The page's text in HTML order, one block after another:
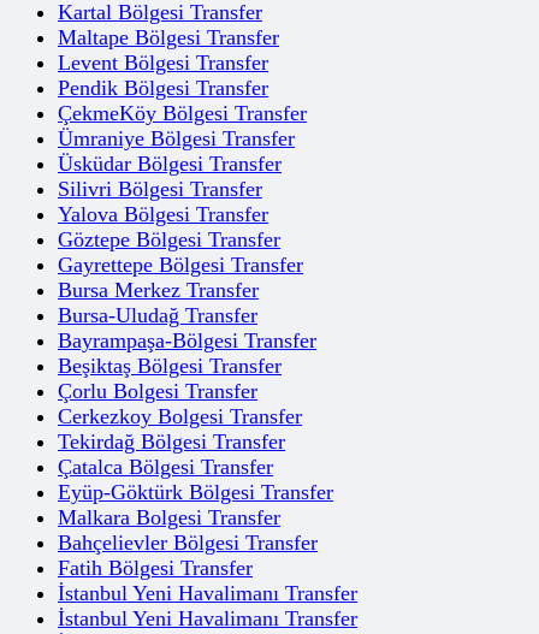
Kartal Bölgesi Transfer
Maltape Bölgesi Transfer
Levent Bölgesi Transfer
Pendik Bölgesi Transfer
ÇekmeKöy Bölgesi Transfer
Ümraniye Bölgesi Transfer
Üsküdar Bölgesi Transfer
Silivri Bölgesi Transfer
Yalova Bölgesi Transfer
Göztepe Bölgesi Transfer
Gayrettepe Bölgesi Transfer
Bursa Merkez Transfer
Bursa-Uludağ Transfer
Bayrampaşa-Bölgesi Transfer
Beşiktaş Bölgesi Transfer
Çorlu Bolgesi Transfer
Cerkezkoy Bolgesi Transfer
Tekirdağ Bölgesi Transfer
Çatalca Bölgesi Transfer
Eyüp-Göktürk Bölgesi Transfer
Malkara Bolgesi Transfer
Bahçelievler Bölgesi Transfer
Fatih Bölgesi Transfer
İstanbul Yeni Havalimanı Transfer
İstanbul Yeni Havalimanı Transfer